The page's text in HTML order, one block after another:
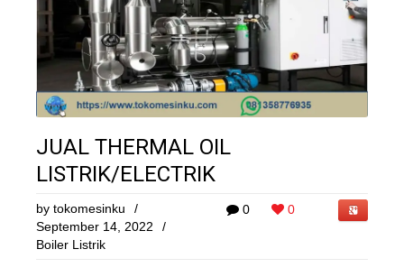
JUAL THERMAL OIL
LISTRIK/ELECTRIK
0 0
by tokomesinku
/
September 14, 2022
/
Boiler Listrik